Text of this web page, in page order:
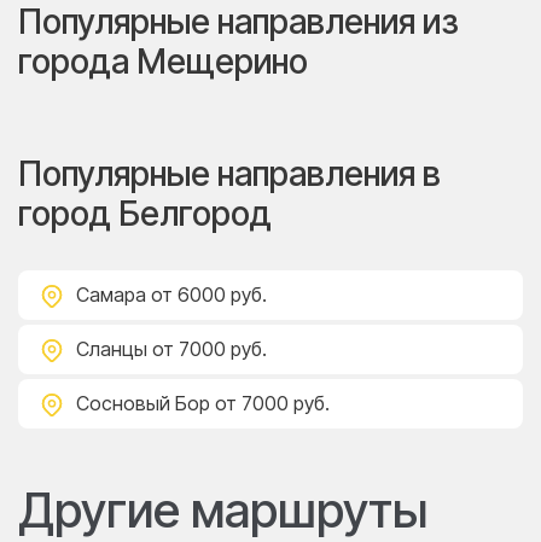
Популярные направления из
города Мещерино
Популярные направления в
город Белгород
Самара от 6000 руб.
Сланцы от 7000 руб.
Сосновый Бор от 7000 руб.
Другие маршруты